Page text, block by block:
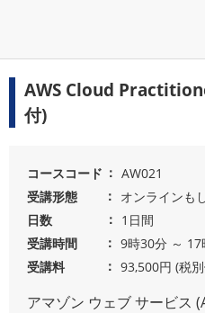
AWS Cloud
付)
コースコード
AW021
受講形態
オンラインも
日数
1日間
受講時間
9時30分 ～ 17
受講料
93,500円 (税
アマゾン ウェブ サービス